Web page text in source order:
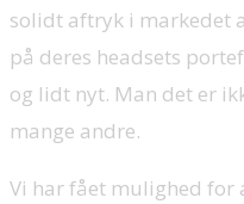
solidt aftryk i markedet
på deres headsets
og lidt nyt. Man det er
mange andre.
Vi har fået mulighed for